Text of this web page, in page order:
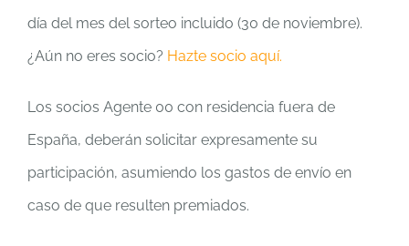
día del mes del sorteo incluido (30 de noviembre).
¿Aún no eres socio? Hazte socio aquí.
Los socios Agente 00 con residencia fuera de
España, deberán solicitar expresamente su
participación, asumiendo los gastos de envío en
caso de que resulten premiados.